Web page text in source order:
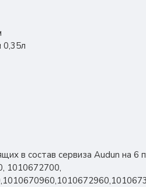
0,35л
в состав сервиза Audun на
1010672700,